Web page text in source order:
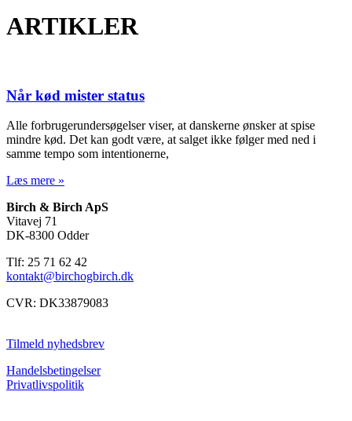
ARTIKLER
Når kød mister status
Alle forbrugerundersøgelser viser, at danskerne ønsker at spise
mindre kød. Det kan godt være, at salget ikke følger med ned i
samme tempo som intentionerne,
Læs mere »
Birch & Birch ApS
Vitavej 71
DK-8300 Odder
Tlf: 25 71 62 42
kontakt@birchogbirch.dk
CVR: DK33879083
Tilmeld nyhedsbrev
Handelsbetingelser
Privatlivspolitik